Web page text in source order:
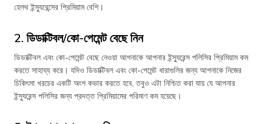
হেলথ ইন্স্যুরেন্সের প্রিমিয়াম বেশি।
2. ডিডাক্টিবল/কো-পেমেন্ট বেছে নিন
ডিডাক্টিবল এবং কো-পেমেন্ট বেছে নেওয়া আপনাকে আপনার ইন্স্যুরেন্স পলিসির প্রিমিয়াম কম
করতে সাহায্য করে। যদিও ডিডাক্টিবল এবং কো-পেমেন্ট ধারাগুলির জন্য আপনাকে নিজের
চিকিৎসা খরচের একটি অংশ কভার করতে হবে, তবুও এটা নিশ্চিত করা যায় যে আপনার
ইন্স্যুরেন্স পলিসির জন্য প্রদত্ত প্রিমিয়ামের পরিমাণ কম হয়েছে।